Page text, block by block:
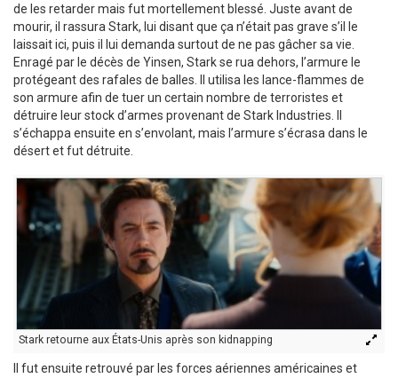
de les retarder mais fut mortellement blessé. Juste avant de
mourir, il rassura Stark, lui disant que ça n’était pas grave s’il le
laissait ici, puis il lui demanda surtout de ne pas gâcher sa vie.
Enragé par le décès de Yinsen, Stark se rua dehors, l’armure le
protégeant des rafales de balles. Il utilisa les lance-flammes de
son armure afin de tuer un certain nombre de terroristes et
détruire leur stock d’armes provenant de Stark Industries. Il
s’échappa ensuite en s’envolant, mais l’armure s’écrasa dans le
désert et fut détruite.
Stark retourne aux États-Unis après son kidnapping
Il fut ensuite retrouvé par les forces aériennes américaines et